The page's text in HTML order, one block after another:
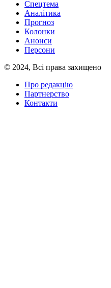
Спецтема
Аналітика
Прогноз
Колонки
Анонси
Персони
© 2024, Всі права захищено
Про редакцію
Партнерство
Контакти